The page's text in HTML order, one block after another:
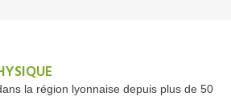
la région lyonnaise depuis plus de 50